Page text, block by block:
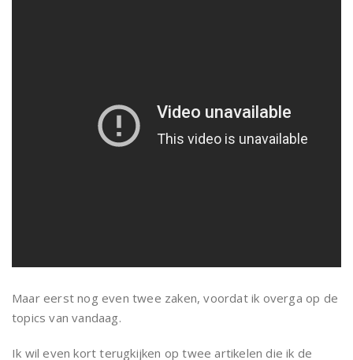
Maar eerst nog even twee zaken, voordat ik overga op de
topics van vandaag.
Ik wil even kort terugkijken op twee artikelen die ik de